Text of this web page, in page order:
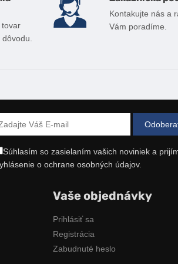
tovar
Kontakujte nás a
Vám poradíme.
Súhlasím so zasielaním vašich noviniek a
o ochrane osobných údajov.
Vaše objednávky
Prihlásiť sa
Registrácia
Zabudnuté heslo